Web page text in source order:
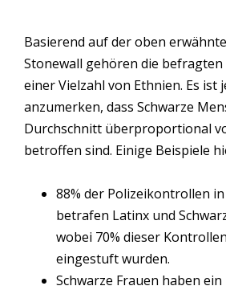
Basierend auf der oben
Stonewall gehören die befragten
einer Vielzahl von Ethnien. Es ist
anzumerken, dass Schwarze
Durchschnitt überproportional
betroffen sind. Einige Beispiele
88% der Polizeikontrollen
betrafen Latinx und
wobei 70% dieser
eingestuft wurden.
Schwarze Frauen haben